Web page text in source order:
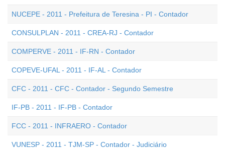
NUCEPE - 2011 - Prefeitura de Teresina - PI - Contador
CONSULPLAN - 2011 - CREA-RJ - Contador
COMPERVE - 2011 - IF-RN - Contador
COPEVE-UFAL - 2011 - IF-AL - Contador
CFC - 2011 - CFC - Contador - Segundo Semestre
IF-PB - 2011 - IF-PB - Contador
FCC - 2011 - INFRAERO - Contador
VUNESP - 2011 - TJM-SP - Contador - Judiciário